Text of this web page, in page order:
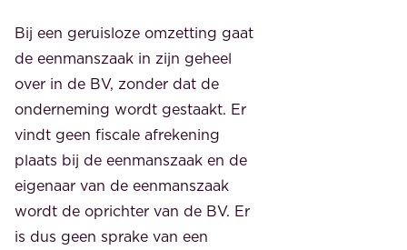
Bij een geruisloze omzetting gaat
de eenmanszaak in zijn geheel
over in de BV, zonder dat de
onderneming wordt gestaakt. Er
vindt geen fiscale afrekening
plaats bij de eenmanszaak en de
eigenaar van de eenmanszaak
wordt de oprichter van de BV. Er
is dus geen sprake van een